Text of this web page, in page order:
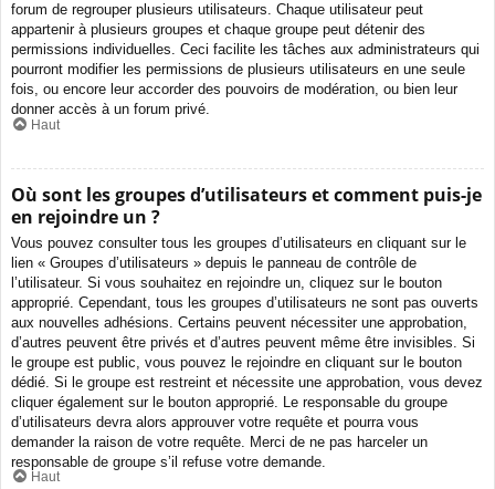
forum de regrouper plusieurs utilisateurs. Chaque utilisateur peut
appartenir à plusieurs groupes et chaque groupe peut détenir des
permissions individuelles. Ceci facilite les tâches aux administrateurs qui
pourront modifier les permissions de plusieurs utilisateurs en une seule
fois, ou encore leur accorder des pouvoirs de modération, ou bien leur
donner accès à un forum privé.
Haut
Où sont les groupes d’utilisateurs et comment puis-je
en rejoindre un ?
Vous pouvez consulter tous les groupes d’utilisateurs en cliquant sur le
lien « Groupes d’utilisateurs » depuis le panneau de contrôle de
l’utilisateur. Si vous souhaitez en rejoindre un, cliquez sur le bouton
approprié. Cependant, tous les groupes d’utilisateurs ne sont pas ouverts
aux nouvelles adhésions. Certains peuvent nécessiter une approbation,
d’autres peuvent être privés et d’autres peuvent même être invisibles. Si
le groupe est public, vous pouvez le rejoindre en cliquant sur le bouton
dédié. Si le groupe est restreint et nécessite une approbation, vous devez
cliquer également sur le bouton approprié. Le responsable du groupe
d’utilisateurs devra alors approuver votre requête et pourra vous
demander la raison de votre requête. Merci de ne pas harceler un
responsable de groupe s’il refuse votre demande.
Haut